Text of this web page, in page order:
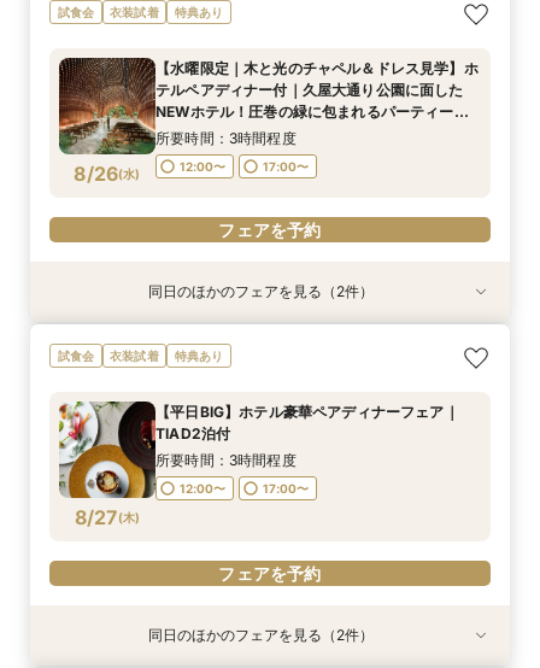
8/24(月)
会食会プラン相談会【30名〜】上質ホテルウェ
ディング
12:00〜 17:00〜
フェアを予約
8/24(月)
上質ホテルW体験！限定優待有！2万円相当ペア
ディナー付フェア｜久屋大通り公園に面した
場をチェック！
所要時間：3時間程度
12:00〜 17:00〜
フェアを予約
試食会 衣装試着 特典あり
8/26(水)
【水曜限定｜木と光のチャペル＆ドレス見学】ホ
テルペアディナー付｜久屋大通り公園に面した
NEWホテル！圧巻の緑に包まれるパーティー会
場をチェック！
所要時間：3時間程度
12:00〜 17:00〜
フェアを予約
衣装試着 特典あり
8/26 (水
TIAD人気！贅沢ペアランチ付平日限定フェア＊
感動挙式体験
12:00〜
衣装試着 特典あり
8/26 (水
会食会プラン相談会【30名〜】上質ホテルウェ
ディング
12:00〜
同日のほかのフェアを見る（2件）
試食会 衣装試着 特典あり
8/27(木)
【平日BIG】ホテル豪華ペアディナーフェア｜
TIAD2泊付
所要時間：3時間程度
12:00〜 17:00〜
フェアを予約
衣装試着 特典あり
衣装試着 特典あり
同日のほかのフェアを見る（2件）